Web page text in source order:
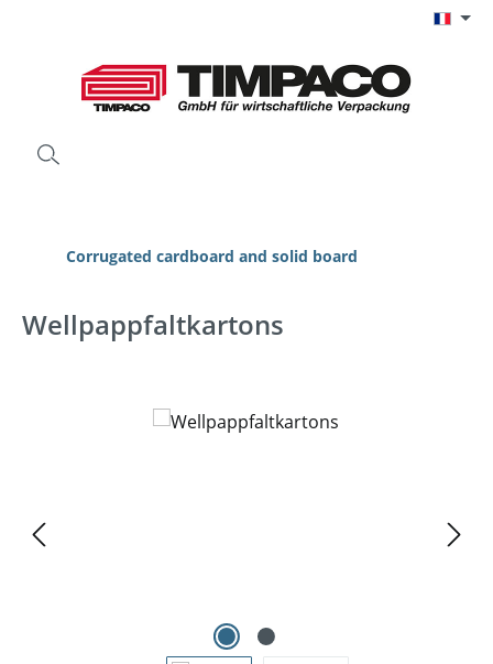
Corrugated cardboard and solid board
Wellpappfaltkartons
Ignorer la galerie d'images